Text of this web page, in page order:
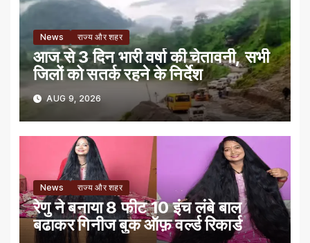
News राज्य और शहर
आज से 3 दिन भारी वर्षा की चेतावनी, सभी
जिलों को सतर्क रहने के निर्देश
AUG 9, 2026
News राज्य और शहर
रेणु ने बनाया 8 फीट 10 इंच लंबे बाल
बढाकर गिनीज बुक ऑफ़ वर्ल्ड रिकार्ड